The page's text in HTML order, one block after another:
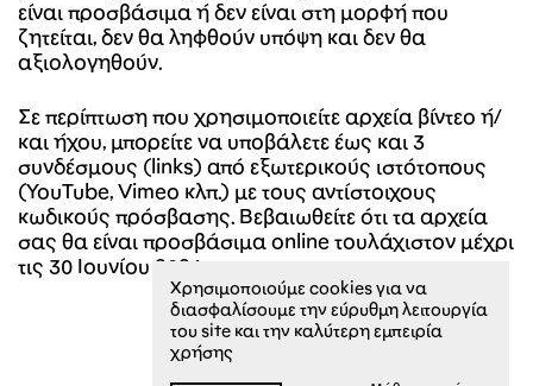
είναι προσβάσιμα ή δεν είναι στη μορφή που
ζητείται, δεν θα ληφθούν υπόψη και δεν θα
αξιολογηθούν.
Σε περίπτωση που χρησιμοποιείτε αρχεία βίντεο ή/
και ήχου, μπορείτε να υποβάλετε έως και 3
συνδέσμους (links) από εξωτερικούς ιστότοπους
(YouTube, Vimeo κλπ.) με τους αντίστοιχους
κωδικούς πρόσβασης. Βεβαιωθείτε ότι τα αρχεία
σας θα είναι προσβάσιμα online τουλάχιστον μέχρι
τις 30 Ιουνίου 2026.
Xρησιμοποιούμε cookies για να
διασφαλίσουμε την εύρυθμη λειτουργία
του site και την καλύτερη εμπειρία
χρήσης